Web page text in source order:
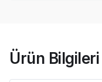
Ürün Bilgileri